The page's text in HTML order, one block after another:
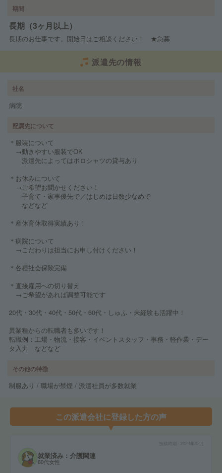
期間
長期（3ヶ月以上）
長期のお仕事です。開始日はご相談ください！ ★急募
派遣先の情報
社名
病院
配属先について
＊服装について
→動きやすい服装でOK
派遣先によってはポロシャツの貸与あり
＊お休みについて
→ご希望お聞かせください！
子育て・家事優先で／はじめは日数少なめで
などなど
＊産休育休取得実績あり！
＊病院について
→こだわりは担当にお申し付けください！
＊各種社会保険完備
＊直接雇用への切り替え
→ご希望があれば調整可能です
20代・30代・40代・50代・60代・しゅふ・未経験も活躍中！
異業種からの転職者も多いです！
転職例：工場・物流・接客・イベントスタッフ・事務・軽作業・デー
タ入力 などなど
その他の特徴
制服あり / 職場が禁煙 / 派遣社員が多数就業
この派遣会社に登録した方の声
2024年02月
就業済み：介護関連
60代女性